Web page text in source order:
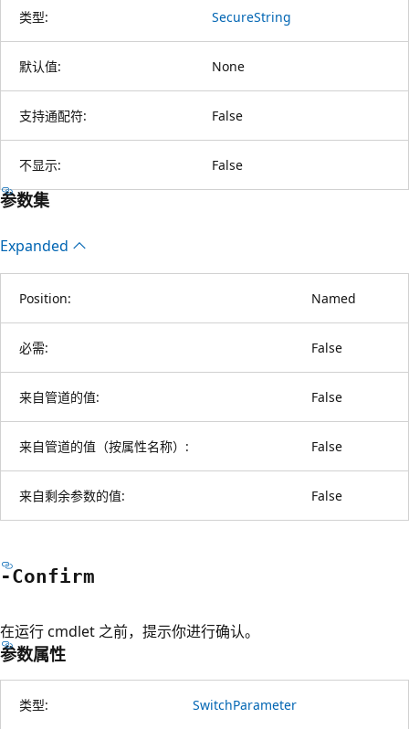
类型: SecureString
默认值: None
支持通配符: False
不显示: False
参数集
Expanded
Position: Named
必需: False
来自管道的值: False
来自管道的值（按属性名称）: False
来自剩余参数的值: False
-Confirm
在运行 cmdlet 之前，提示你进行确认。
参数属性
类型: SwitchParameter